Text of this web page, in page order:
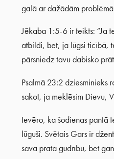
galā ar dažādām
Jēkaba 1:5-6 ir teikts: “Ja
atbildi, bet, ja lūgsi ticībā,
pārsniedz tavu dabisko
Psalmā 23:2 dziesminieks
sakot, ja meklēsim Dievu,
Ievēro, ka šodienas pantā
lūguši. Svētais Gars ir
sava prāta gudrību, bet